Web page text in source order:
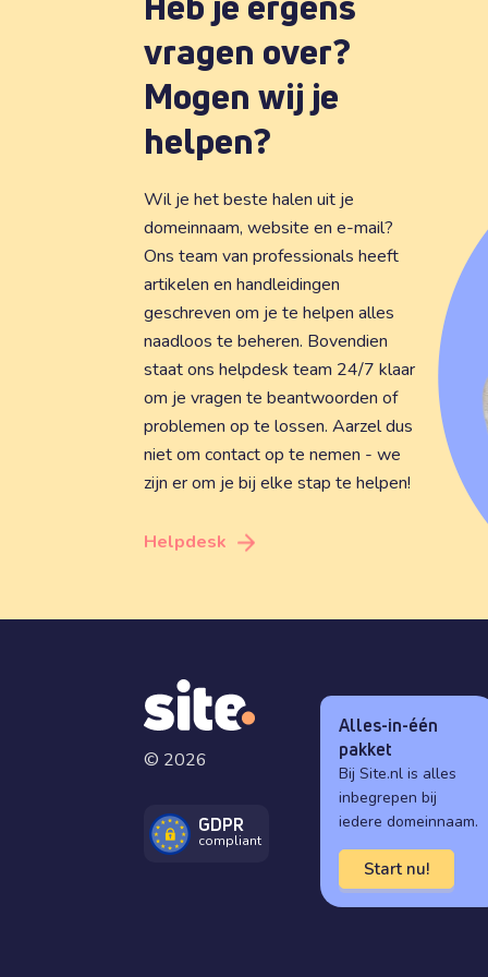
vragen over?
Mogen wij je
helpen?
Wil je het beste halen uit je
domeinnaam, website en e-mail?
Ons team van professionals heeft
artikelen en handleidingen
geschreven om je te helpen alles
naadloos te beheren. Bovendien
staat ons helpdesk team 24/7 klaar
om je vragen te beantwoorden of
problemen op te lossen. Aarzel dus
niet om contact op te nemen - we
zijn er om je bij elke stap te helpen!
Helpdesk
© 2026
GDPR
compliant
Alles-in-één
pakket
Bij Site.nl is alles
inbegrepen bij
iedere domeinnaam.
Start nu!